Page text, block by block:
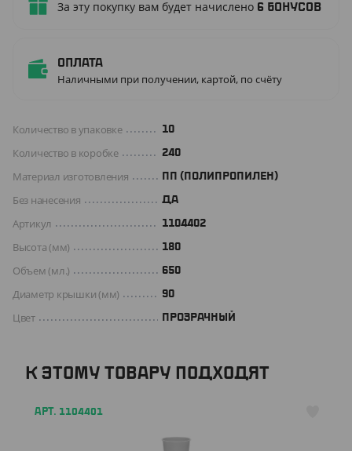
За эту покупку вам будет начислено 6 бонусов
Оплата
Наличными при получении, картой, по счёту
Количество в упаковке 10
Количество в коробке 240
Материал изготовления ПП (ПОЛИПРОПИЛЕН)
Без нанесения ДА
Артикул 1104402
Высота (мм) 180
Объем (мл.) 650
Диаметр крышки (мм) 90
Цвет ПРОЗРАЧНЫЙ
К ЭТОМУ ТОВАРУ ПОДХОДЯТ
АРТ. 1104401